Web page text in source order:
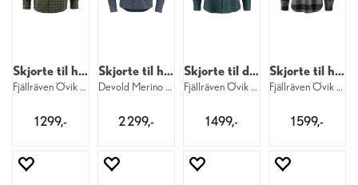
Skjorte til herre
Fjällräven Övik Flannel M 625-534
1 299,-
Skjorte til herre
Devold Merino Overshirt M 284A
2 299,-
Skjorte til dame
Fjällräven Övik Hemp Shirt LS W 570
1 499,-
Skjorte til herre
Fjällräven Övik Heavy Flannel M 550-020
1 599,-